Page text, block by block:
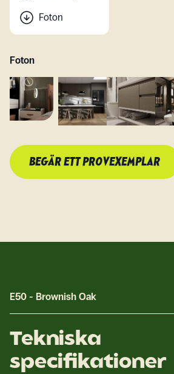
Foton
Foton
BEGÄR ETT PROVEXEMPLAR
E50 - Brownish Oak
Tekniska
specifikationer